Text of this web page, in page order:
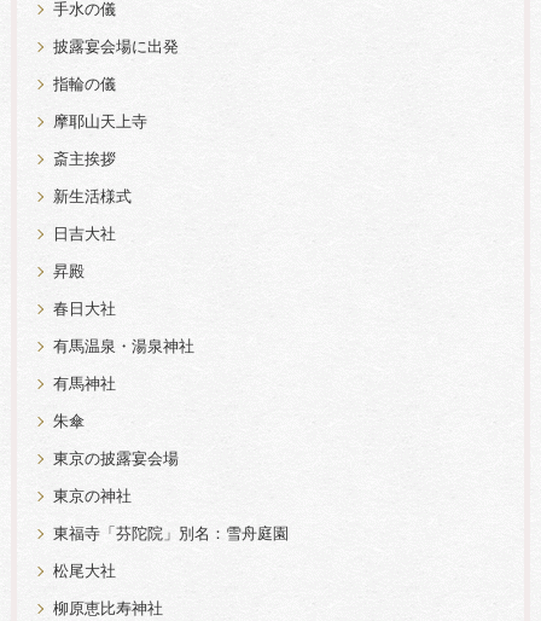
手水の儀
披露宴会場に出発
指輪の儀
摩耶山天上寺
斎主挨拶
新生活様式
日吉大社
昇殿
春日大社
有馬温泉・湯泉神社
有馬神社
朱傘
東京の披露宴会場
東京の神社
東福寺「芬陀院」別名：雪舟庭園
松尾大社
柳原恵比寿神社